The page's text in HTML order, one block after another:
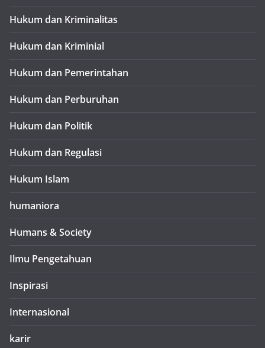
Hukum dan Kriminalitas
Hukum dan Kriminial
Hukum dan Pemerintahan
Hukum dan Perburuhan
Hukum dan Politik
Hukum dan Regulasi
Hukum Islam
humaniora
Humans & Society
Ilmu Pengetahuan
Inspirasi
Internasional
karir